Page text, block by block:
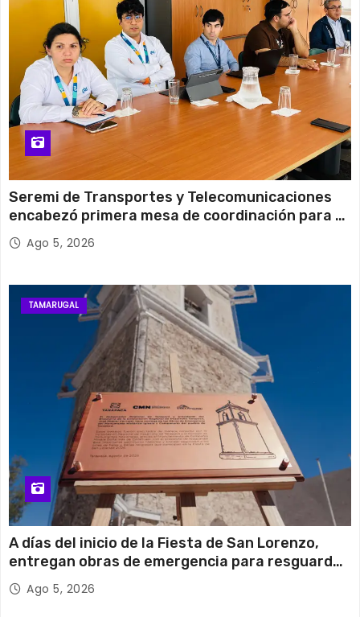
Viernes
Seremi de Transportes y Telecomunicaciones
encabezó primera mesa de coordinación para el
retiro de cables en desuso en Iquique
Ago 5, 2026
TAMARUGAL
A días del inicio de la Fiesta de San Lorenzo,
entregan obras de emergencia para resguardar
su histórico campanario
Ago 5, 2026